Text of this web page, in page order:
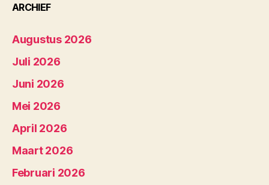
ARCHIEF
Augustus 2026
Juli 2026
Juni 2026
Mei 2026
April 2026
Maart 2026
Februari 2026